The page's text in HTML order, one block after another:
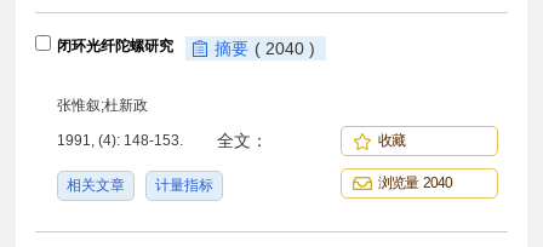
闭环光纤陀螺研究 摘要 ( 2040 )
张惟叙;杜新政
1991, (4): 148-153. 全文：
相关文章 计量指标
收藏
浏览量 2040